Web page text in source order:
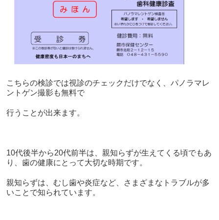
こちらの検診では視診のチェックだけでなく、パノラマレ
ントゲン撮影も無料で
行うことが出来ます。
10代後半から20代前半は、親知らずが生えてくる頃でもあ
り、歯の健康にとって大切な時期です。
親知らずは、むし歯や炎症など、さまざまなトラブルが多
いことで知られています。